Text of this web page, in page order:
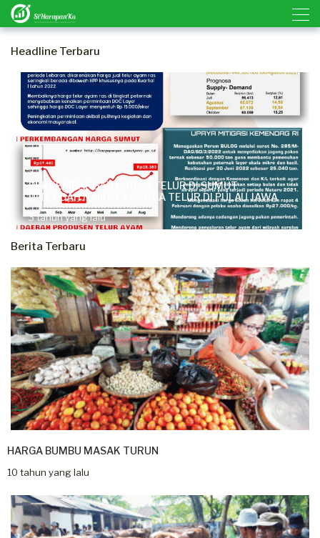
Headline Terbaru
PERKEMBANGAN HARGA TELUR DI SUMUT
DITENGAH NAIKNYA HARGA TELUR DI PULAU JAWA
3 tahun yang lalu
Berita Terbaru
HARGA BUMBU MASAK TURUN
10 tahun yang lalu